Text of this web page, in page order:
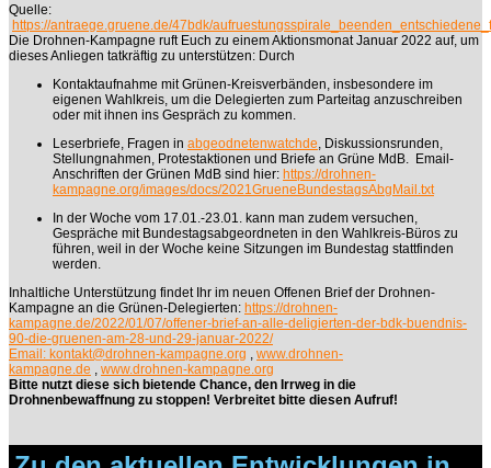
Quelle:
https://antraege.gruene.de/47bdk/
Die Drohnen-Kampagne ruft Euch zu einem Aktionsmonat Januar 2022 auf, um
dieses Anliegen tatkräftig zu unterstützen: Durch
Kontaktaufnahme mit Grünen-Kreisverbänden, insbesondere im
eigenen Wahlkreis, um die Delegierten zum Parteitag anzuschreiben
oder mit ihnen ins Gespräch zu kommen.
Leserbriefe, Fragen in abgeodnetenwatchde, Diskussionsrunden,
Stellungnahmen, Protestaktionen und Briefe an Grüne MdB. Email-
Anschriften der Grünen MdB sind hier: https://drohnen-
kampagne.org/images/docs/2021GrueneBundestagsAbgMail.txt
In der Woche vom 17.01.-23.01. kann man zudem versuchen,
Gespräche mit Bundestagsabgeordneten in den Wahlkreis-Büros zu
führen, weil in der Woche keine Sitzungen im Bundestag stattfinden
werden.
Inhaltliche Unterstützung findet Ihr im neuen Offenen Brief der Drohnen-
Kampagne an die Grünen-Delegierten: https://drohnen-
kampagne.de/2022/01/07/offener-brief-an-alle-deligierten-der-bdk-buendnis-
90-die-gruenen-am-28-und-29-januar-2022/
Email: kontakt@drohnen-kampagne.org , www.drohnen-
kampagne.de , www.drohnen-kampagne.org
Bitte nutzt diese sich bietende Chance, den Irrweg in die
Drohnenbewaffnung zu stoppen! Verbreitet bitte diesen Aufruf!